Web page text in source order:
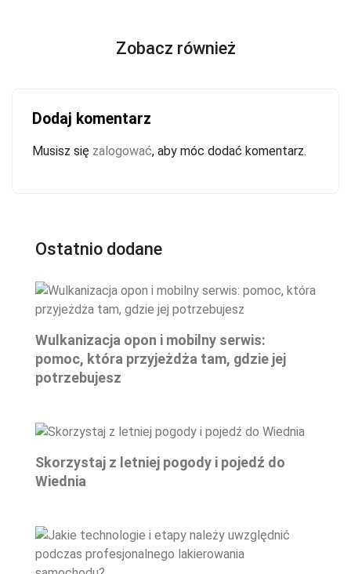
Zobacz również
Dodaj komentarz
Musisz się zalogować, aby móc dodać komentarz.
Ostatnio dodane
Wulkanizacja opon i mobilny serwis:
pomoc, która przyjeżdża tam, gdzie jej
potrzebujesz
Skorzystaj z letniej pogody i pojedź do
Wiednia